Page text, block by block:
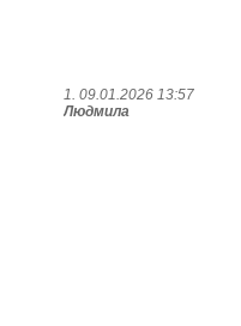
1. 09.01.2026 13:57
Людмила